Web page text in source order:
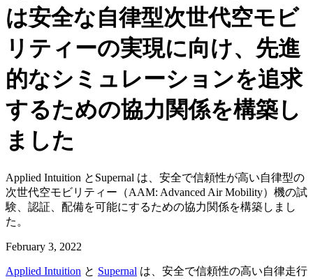
は安全な自律型次世代空モビ
リティーの実現に向け、先進
的なシミュレーションを追求
するための協力関係を構築し
ました
Applied Intuition とSupernal は、安全で信頼性が高い自律型の
次世代空モビリティー（AAM: Advanced Air Mobility）機の試
験、認証、配備を可能にするための協力関係を構築しまし
た。
February 3, 2022
Applied Intuition と Supernal は、安全で信頼性の高い自律走行